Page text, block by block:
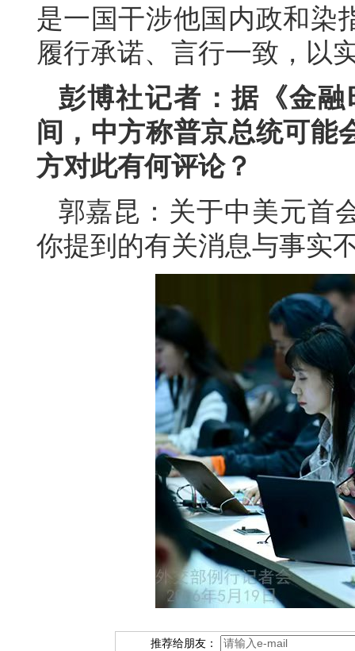
是一国干涉他国内政和染
履行承诺、言行一致，以
彭博社记者：据《金
间，中方称普京总统可能
方对此有何评论？
郭嘉昆：关于中美元首
你提到的有关消息与事实
推荐给朋友：